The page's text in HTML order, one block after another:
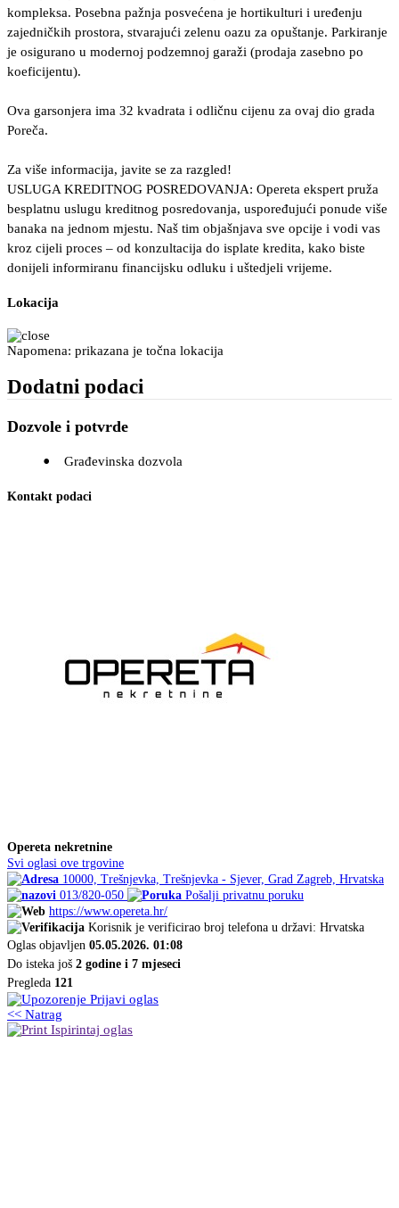
kompleksa. Posebna pažnja posvećena je hortikulturi i uređenju
zajedničkih prostora, stvarajući zelenu oazu za opuštanje. Parkiranje
je osigurano u modernoj podzemnoj garaži (prodaja zasebno po
koeficijentu).
Ova garsonjera ima 32 kvadrata i odličnu cijenu za ovaj dio grada
Poreča.
Za više informacija, javite se za razgled!
USLUGA KREDITNOG POSREDOVANJA: Opereta ekspert pruža
besplatnu uslugu kreditnog posredovanja, uspoređujući ponude više
banaka na jednom mjestu. Naš tim objašnjava sve opcije i vodi vas
kroz cijeli proces – od konzultacija do isplate kredita, kako biste
donijeli informiranu financijsku odluku i uštedjeli vrijeme.
Lokacija
Napomena: prikazana je točna lokacija
Dodatni podaci
Dozvole i potvrde
Građevinska dozvola
Kontakt podaci
Opereta nekretnine
Svi oglasi ove trgovine
10000, Trešnjevka, Trešnjevka - Sjever, Grad Zagreb, Hrvatska
013/820-050
Pošalji privatnu poruku
https://www.opereta.hr/
Korisnik je verificirao broj telefona u državi: Hrvatska
Oglas objavljen 05.05.2026. 01:08
Do isteka još 2 godine i 7 mjeseci
Pregleda 121
Prijavi oglas
<< Natrag
Ispirintaj oglas